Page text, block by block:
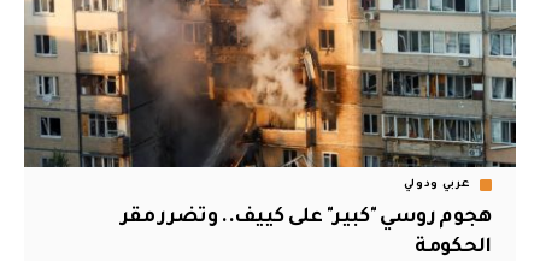
عربي ودولي
هجوم روسي "كبير" على كييف.. وتضرر مقر
الحكومة